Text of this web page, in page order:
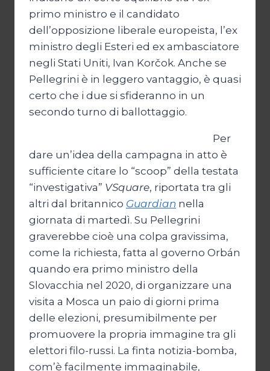
primo ministro e il candidato
dell’opposizione liberale europeista, l’ex
ministro degli Esteri ed ex ambasciatore
negli Stati Uniti, Ivan Korčok. Anche se
Pellegrini è in leggero vantaggio, è quasi
certo che i due si sfideranno in un
secondo turno di ballottaggio.
Per
dare un’idea della campagna in atto è
sufficiente citare lo “scoop” della testata
“investigativa” VSquare, riportata tra gli
altri dal britannico Guardian nella
giornata di martedì. Su Pellegrini
graverebbe cioè una colpa gravissima,
come la richiesta, fatta al governo Orbán
quando era primo ministro della
Slovacchia nel 2020, di organizzare una
visita a Mosca un paio di giorni prima
delle elezioni, presumibilmente per
promuovere la propria immagine tra gli
elettori filo-russi. La finta notizia-bomba,
com’è facilmente immaginabile,